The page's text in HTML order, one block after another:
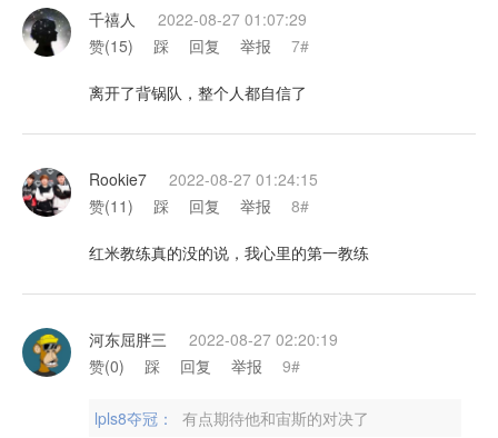
千禧人
2022-08-27 01:07:29
赞(15) 踩 回复 举报 7#
离开了背锅队，整个人都自信了
Rookie7
2022-08-27 01:24:15
赞(11) 踩 回复 举报 8#
红米教练真的没的说，我心里的第一教练
河东屈胖三
2022-08-27 02:20:19
赞(0) 踩 回复 举报 9#
lpls8夺冠：
有点期待他和宙斯的对决了